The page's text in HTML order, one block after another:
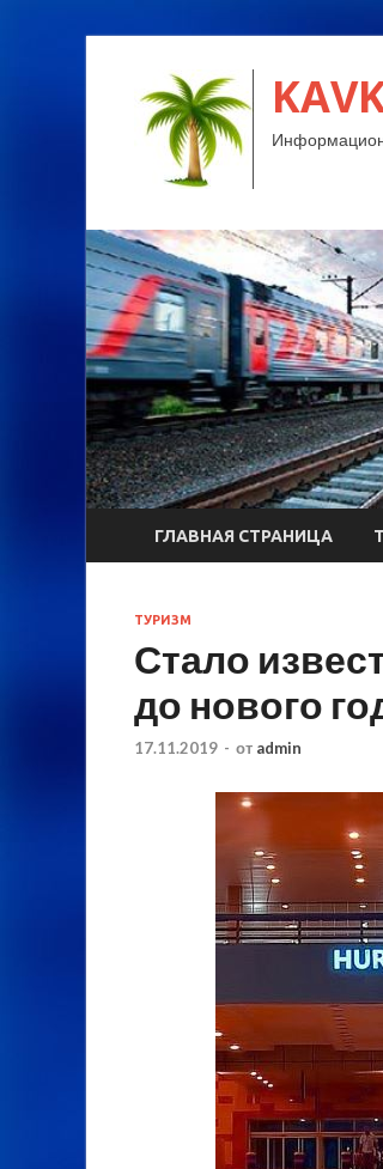
ГЛАВНАЯ СТРАНИЦА
ТУРИЗМ
Стало
до нового
17.11.2019 - от admin